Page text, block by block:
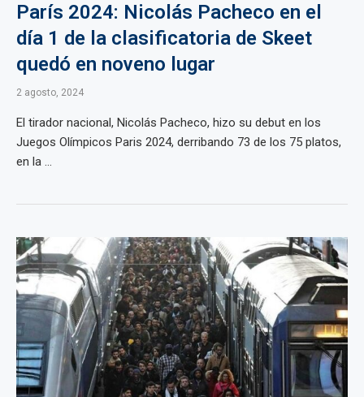
París 2024: Nicolás Pacheco en el
día 1 de la clasificatoria de Skeet
quedó en noveno lugar
2 agosto, 2024
El tirador nacional, Nicolás Pacheco, hizo su debut en los
Juegos Olímpicos Paris 2024, derribando 73 de los 75 platos,
en la ...